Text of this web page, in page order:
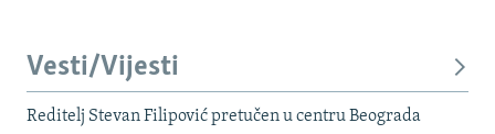
Vesti/Vijesti
Reditelj Stevan Filipović pretučen u centru Beograda